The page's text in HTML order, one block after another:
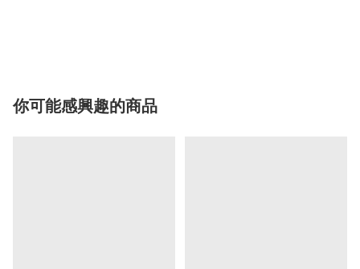
你可能感興趣的商品